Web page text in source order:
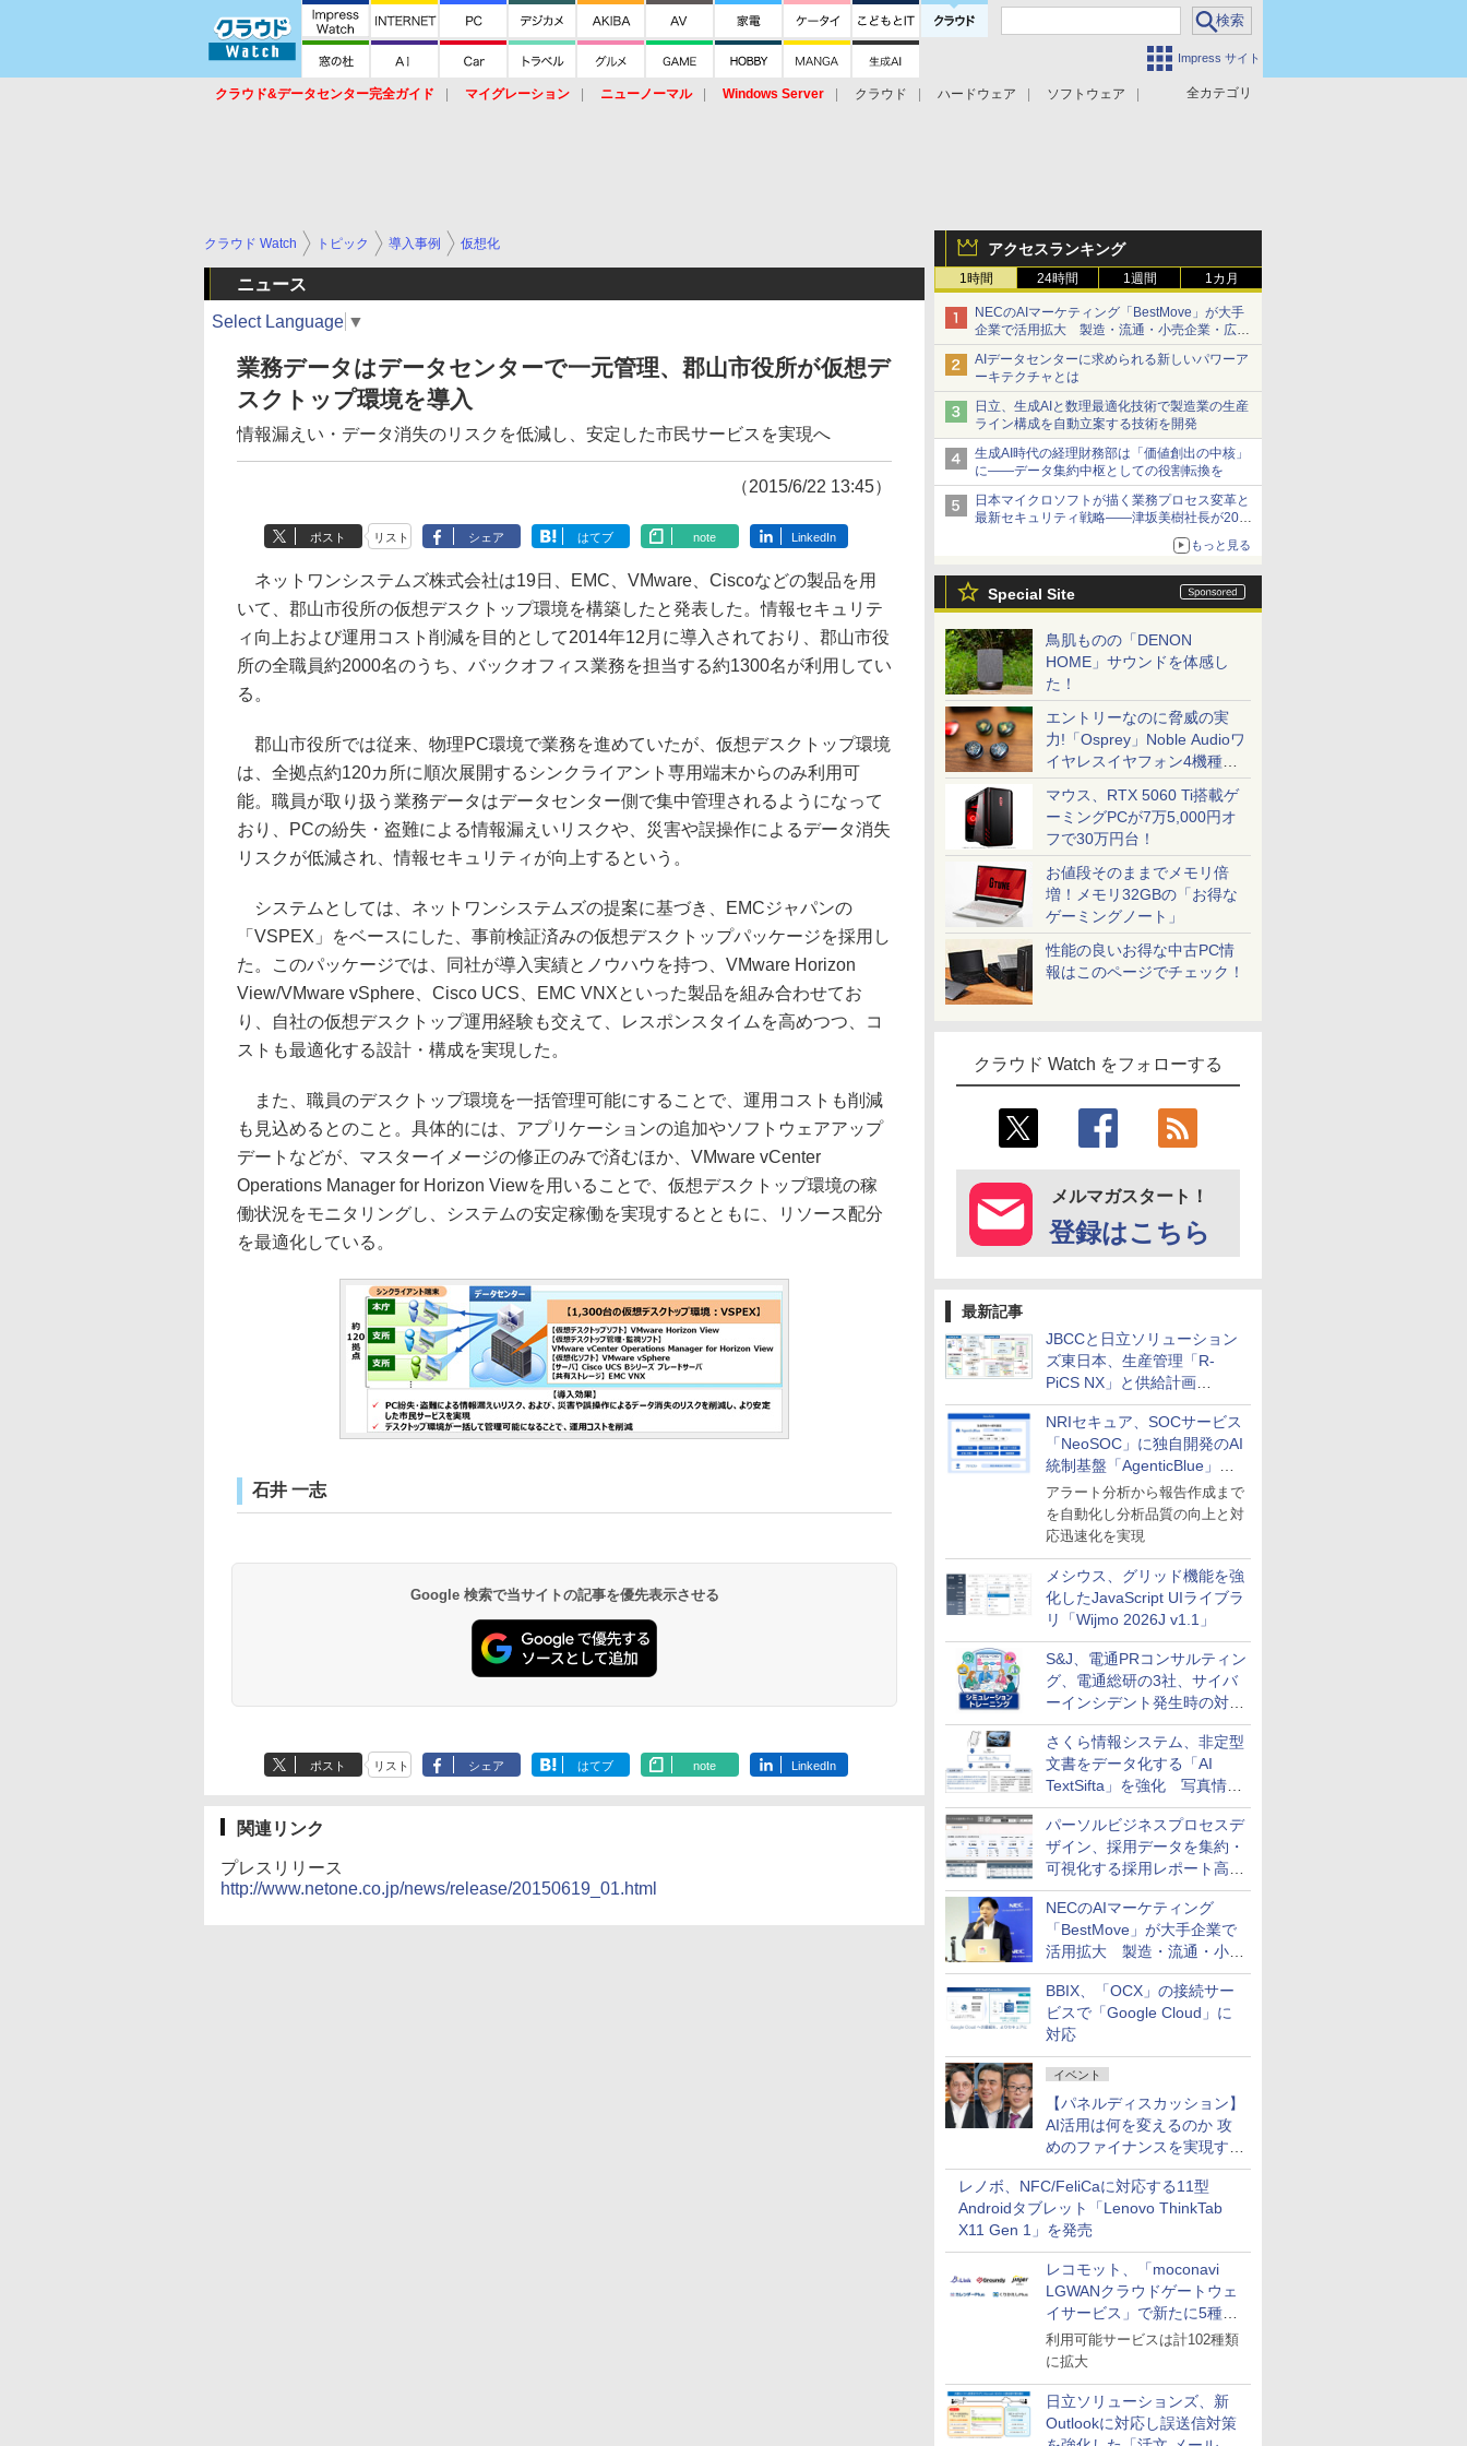
Impress サイト
全カテゴリ
クラウド&データセンター完全ガイド マイグレーション ニューノーマル Windows Server クラウド ハードウェア
ソフトウェア
アクセスランキング
1時間 24時間 1週間 1カ月
NECのAIマーケティング「BestMove」が大手
企業で活用拡大 製造・流通・小売企業・広告
代理店などが実装フェーズへ
AIデータセンターに求められる新しいパワーア
ーキテクチャとは
日立、生成AIと数理最適化技術で製造業の生産
ライン構成を自動立案する技術を開発
生成AI時代の経理財務部は「価値創出の中核」
に――データ集約中枢としての役割転換を
日本マイクロソフトが描く業務プロセス変革と
最新セキュリティ戦略――津坂美樹社長が2027
もっと見る
Special Site
鳥肌ものの「DENON
HOME」サウンドを体感し
た！
エントリーなのに脅威の実
力!「Osprey」Noble Audioワ
イヤレスイヤフォン4機種を
一気に聴く
マウス、RTX 5060 Ti搭載ゲ
ーミングPCが7万5,000円オ
フで30万円台！
お値段そのままでメモリ倍
増！メモリ32GBの「お得な
ゲーミングノート」
性能の良いお得な中古PC情
報はこのページでチェック！
クラウド Watch をフォローする
メルマガスタート！
登録はこちら
最新記事
JBCCと日立ソリューション
ズ東日本、生産管理「R-
PiCS NX」と供給計画
「scSQUARE ISP」の連携サ
ービスを提供開始
NRIセキュア、SOCサービス
「NeoSOC」に独自開発のAI
統制基盤「AgenticBlue」を
導入
アラート分析から報告作成まで
を自動化し分析品質の向上と対
応迅速化を実現
メシウス、グリッド機能を強
化したJavaScript UIライブラ
リ「Wijmo 2026J v1.1」
S&J、電通PRコンサルティン
グ、電通総研の3社、サイバ
ーインシデント発生時の対応
と危機管理広報を一体的に訓
練するプログラムを提供
さくら情報システム、非定型
文書をデータ化する「AI
TextSifta」を強化 写真情報
のデータ化などに対応
パーソルビジネスプロセスデ
ザイン、採用データを集約・
可視化する採用レポート高速
化サービスを提供
NECのAIマーケティング
「BestMove」が大手企業で
活用拡大 製造・流通・小売
企業・広告代理店などが実装
フェーズへ
BBIX、「OCX」の接続サー
ビスで「Google Cloud」に
対応
イベント
【パネルディスカッション】
AI活用は何を変えるのか 攻
めのファイナンスを実現する
業務設計とマインドセット変
革
レノボ、NFC/FeliCaに対応する11型
Androidタブレット「Lenovo ThinkTab
X11 Gen 1」を発売
レコモット、「moconavi
LGWANクラウドゲートウェ
イサービス」で新たに5種類
のサービスと連携開始
利用可能サービスは計102種類
に拡大
日立ソリューションズ、新
Outlookに対応し誤送信対策
クラウド Watch トピック 導入事例 仮想化
ニュース
Select Language ▼
業務データはデータセンターで一元管理、郡山市役所が仮想デ
スクトップ環境を導入
情報漏えい・データ消失のリスクを低減し、安定した市民サービスを実現へ
（2015/6/22 13:45）
ポスト リスト シェア はてブ note LinkedIn
ネットワンシステムズ株式会社は19日、EMC、VMware、Ciscoなどの製品を用
いて、郡山市役所の仮想デスクトップ環境を構築したと発表した。情報セキュリテ
ィ向上および運用コスト削減を目的として2014年12月に導入されており、郡山市役
所の全職員約2000名のうち、バックオフィス業務を担当する約1300名が利用してい
る。
郡山市役所では従来、物理PC環境で業務を進めていたが、仮想デスクトップ環境
は、全拠点約120カ所に順次展開するシンクライアント専用端末からのみ利用可
能。職員が取り扱う業務データはデータセンター側で集中管理されるようになって
おり、PCの紛失・盗難による情報漏えいリスクや、災害や誤操作によるデータ消失
リスクが低減され、情報セキュリティが向上するという。
システムとしては、ネットワンシステムズの提案に基づき、EMCジャパンの
「VSPEX」をベースにした、事前検証済みの仮想デスクトップパッケージを採用し
た。このパッケージでは、同社が導入実績とノウハウを持つ、VMware Horizon
View/VMware vSphere、Cisco UCS、EMC VNXといった製品を組み合わせてお
り、自社の仮想デスクトップ運用経験も交えて、レスポンスタイムを高めつつ、コ
ストも最適化する設計・構成を実現した。
また、職員のデスクトップ環境を一括管理可能にすることで、運用コストも削減
も見込めるとのこと。具体的には、アプリケーションの追加やソフトウェアアップ
デートなどが、マスターイメージの修正のみで済むほか、VMware vCenter
Operations Manager for Horizon Viewを用いることで、仮想デスクトップ環境の稼
働状況をモニタリングし、システムの安定稼働を実現するとともに、リソース配分
を最適化している。
石井 一志
Google 検索で当サイトの記事を優先表示させる
ポスト リスト シェア はてブ note LinkedIn
関連リンク
プレスリリース
http://www.netone.co.jp/news/release/20150619_01.html